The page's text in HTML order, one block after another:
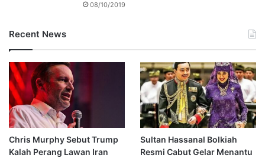
08/10/2019
Recent News
Chris Murphy Sebut Trump
Kalah Perang Lawan Iran
Sultan Hassanal Bolkiah
Resmi Cabut Gelar Menantu